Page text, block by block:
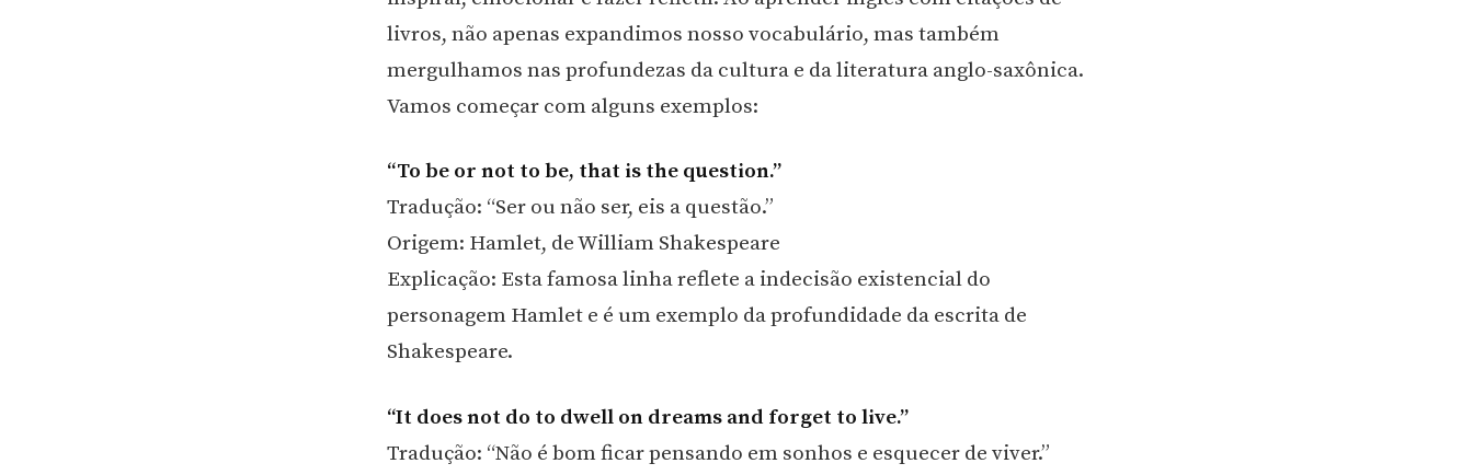
livros, não apenas expandimos nosso vocabulário, mas também
mergulhamos nas profundezas da cultura e da literatura anglo-saxônica.
Vamos começar com alguns exemplos:
“To be or not to be, that is the question.”
Tradução: “Ser ou não ser, eis a questão.”
Origem: Hamlet, de William Shakespeare
Explicação: Esta famosa linha reflete a indecisão existencial do
personagem Hamlet e é um exemplo da profundidade da escrita de
Shakespeare.
“It does not do to dwell on dreams and forget to live.”
Tradução: “Não é bom ficar pensando em sonhos e esquecer de viver.”